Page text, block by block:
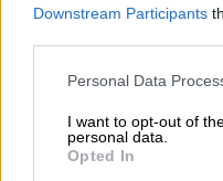
Downstream Participants
Please note that this
not limited to your visit or
grant or deny consent to
use your data for below
Personal Data
I want to opt-out of
personal data.
Opted In